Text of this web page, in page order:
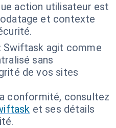
action utilisateur est
et contexte
Swiftask agit comme
sans
de vos sites
conformité, consultez
et ses détails